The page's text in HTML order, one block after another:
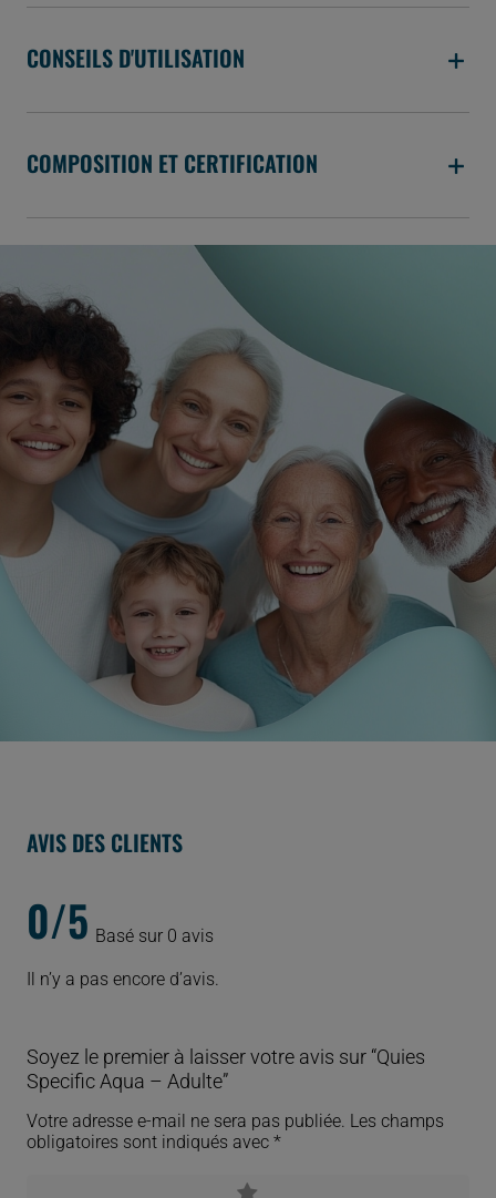
CONSEILS D'UTILISATION
COMPOSITION ET CERTIFICATION
AVIS DES CLIENTS
0/5 Basé sur 0 avis
Il n’y a pas encore d’avis.
Soyez le premier à laisser votre avis sur “Quies
Specific Aqua – Adulte”
Votre adresse e-mail ne sera pas publiée. Les champs
obligatoires sont indiqués avec *